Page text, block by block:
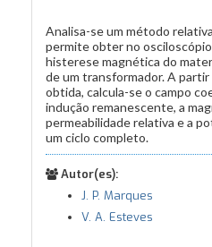
Analisa-se um método
permite obter no
histerese magnética do
de um transformador. A
obtida, calcula-se o campo
indução remanescente, a
permeabilidade relativa e a
um ciclo completo.
Autor(es):
J. P. Marques
V. A. Esteves